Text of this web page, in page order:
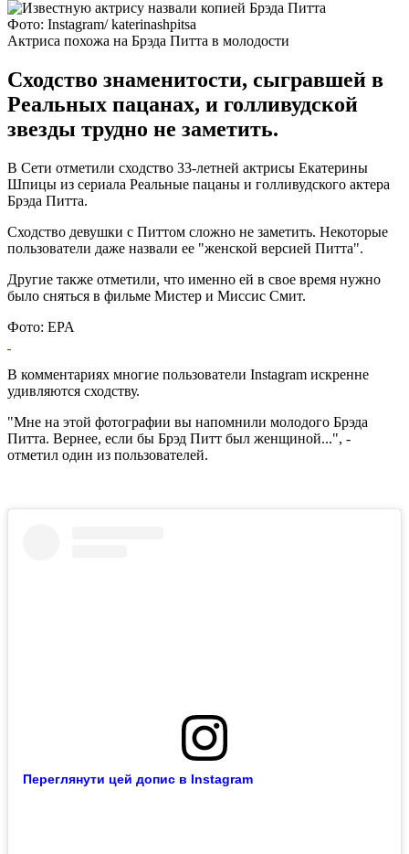
Фото: Instagram/ katerinashpitsa
Актриса похожа на Брэда Питта в молодости
Сходство знаменитости, сыгравшей в
Реальных пацанах, и голливудской
звезды трудно не заметить.
В Сети отметили сходство 33-летней актрисы Екатерины
Шпицы из сериала Реальные пацаны и голливудского актера
Брэда Питта.
Сходство девушки с Питтом сложно не заметить. Некоторые
пользователи даже назвали ее "женской версией Питта".
Другие также отметили, что именно ей в свое время нужно
было сняться в фильме Мистер и Миссис Смит.
Фото: EPA
В комментариях многие пользователи Instagram искренне
удивляются сходству.
"Мне на этой фотографии вы напомнили молодого Брэда
Питта. Вернее, если бы Брэд Питт был женщиной...", -
отметил один из пользователей.
Переглянути цей допис в Instagram